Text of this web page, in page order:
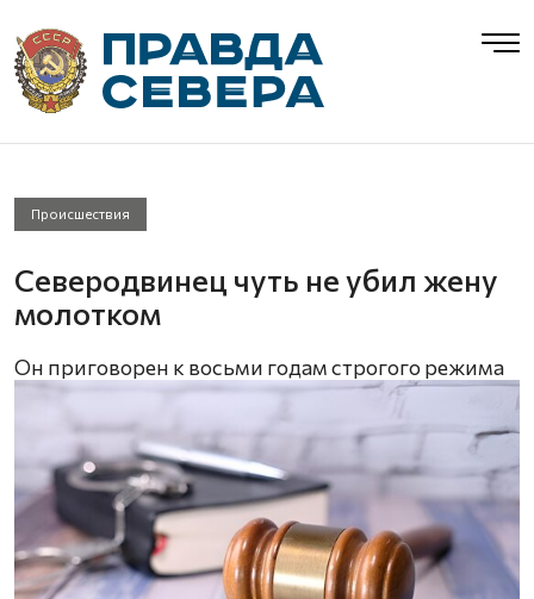
Происшествия
Северодвинец чуть не убил жену
молотком
Он приговорен к восьми годам строгого режима